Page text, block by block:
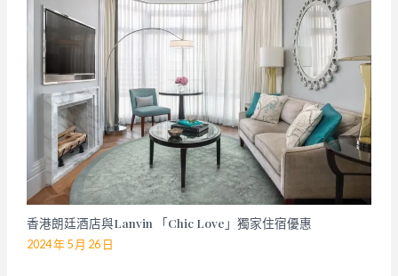
香港朗廷酒店與Lanvin 「Chic Love」獨家住宿優惠
2024 年 5 月 26 日